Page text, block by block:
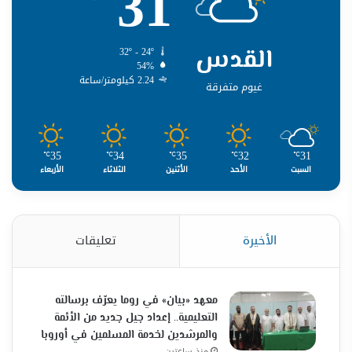
القدس
غيوم متفرقة
32º - 24º
54%
2.24 كيلومتر/ساعة
31
℃
السبت
32
℃
الأحد
35
℃
الأثنين
34
℃
الثلاثاء
35
℃
الأربعاء
الأخيرة تعليقات
معهد «بيان» في روما يعرّف برسالته
التعليمية.. إعداد جيل جديد من الأئمة
والمرشدين لخدمة المسلمين في أوروبا